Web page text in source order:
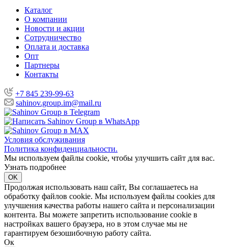
Каталог
О компании
Новости и акции
Сотрудничество
Оплата и доставка
Опт
Партнеры
Контакты
+7 845 239-99-63
sahinov.group.im@mail.ru
Условия обслуживания
Политика конфиденциальности.
Мы используем файлы cookie, чтобы улучшить сайт для вас.
Узнать подробнее
OK
Продолжая использовать наш сайт, Вы соглашаетесь на
обработку файлов cookie. Мы используем файлы cookies для
улучшения качества работы нашего сайта и персонализации
контента. Вы можете запретить использование cookie в
настройках вашего браузера, но в этом случае мы не
гарантируем безошибочную работу сайта.
Ок